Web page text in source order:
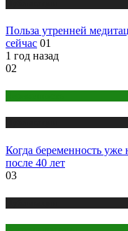
Польза утренней
сейчас 01
1 год назад
02
Когда беременность
после 40 лет
03